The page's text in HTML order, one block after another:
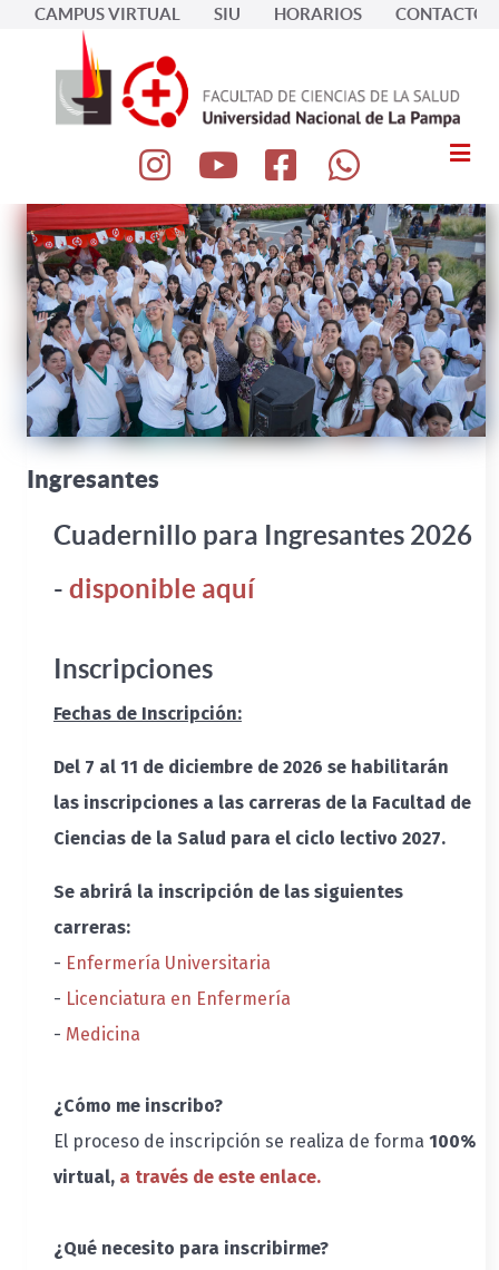
CAMPUS VIRTUAL SIU HORARIOS CONTACTOS
Ingresantes
Cuadernillo para Ingresantes 2026
- disponible aquí
Inscripciones
Fechas de Inscripción:
Del 7 al 11 de diciembre de 2026 se habilitarán
las inscripciones a las carreras de la Facultad de
Ciencias de la Salud para el ciclo lectivo 2027.
Se abrirá la inscripción de las siguientes
carreras:
- Enfermería Universitaria
- Licenciatura en Enfermería
- Medicina
¿Cómo me inscribo?
El proceso de inscripción se realiza de forma 100%
virtual, a través de este enlace.
¿Qué necesito para inscribirme?